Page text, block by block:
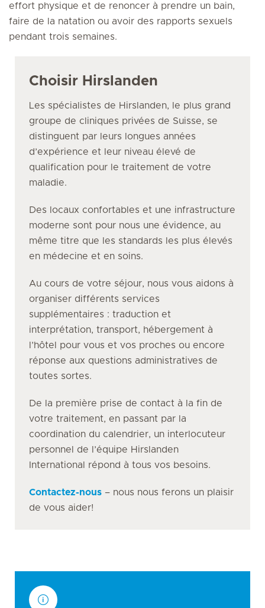
effort physique et de renoncer à prendre un bain,
faire de la natation ou avoir des rapports sexuels
pendant trois semaines.
Choisir Hirslanden
Les spécialistes de Hirslanden, le plus grand
groupe de cliniques privées de Suisse, se
distinguent par leurs longues années
d’expérience et leur niveau élevé de
qualification pour le traitement de votre
maladie.
Des locaux confortables et une infrastructure
moderne sont pour nous une évidence, au
même titre que les standards les plus élevés
en médecine et en soins.
Au cours de votre séjour, nous vous aidons à
organiser différents services
supplémentaires : traduction et
interprétation, transport, hébergement à
l’hôtel pour vous et vos proches ou encore
réponse aux questions administratives de
toutes sortes.
De la première prise de contact à la fin de
votre traitement, en passant par la
coordination du calendrier, un interlocuteur
personnel de l’équipe Hirslanden
International répond à tous vos besoins.
Contactez-nous – nous nous ferons un plaisir
de vous aider!